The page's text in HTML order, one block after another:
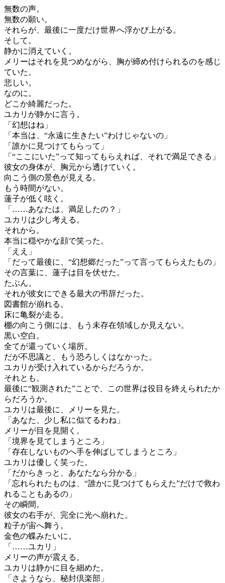
無数の声。
無数の願い。
それらが、最後に一度だけ世界へ浮かび上がる。
そして。
静かに消えていく。
メリーはそれを見つめながら、胸が締め付けられるのを感じ
ていた。
悲しい。
なのに。
どこか綺麗だった。
ユカリが静かに言う。
「幻想はね」
「本当は、“永遠に生きたい”わけじゃないの」
「誰かに見つけてもらって」
「“ここにいた”って知ってもらえれば、それで満足できる」
彼女の身体が、胸元から透けていく。
向こう側の景色が見える。
もう時間がない。
蓮子が低く呟く。
「……あなたは、満足したの？」
ユカリは少し考える。
それから。
本当に穏やかな顔で笑った。
「ええ」
「だって最後に、“幻想郷だった”って言ってもらえたもの」
その言葉に、蓮子は目を伏せた。
たぶん。
それが彼女にできる最大の弔辞だった。
図書館が崩れる。
床に亀裂が走る。
棚の向こう側には、もう未存在領域しか見えない。
黒い空白。
全てが還っていく場所。
だが不思議と、もう恐ろしくはなかった。
ユカリが受け入れているからだろうか。
それとも。
最後に“観測された”ことで、この世界は役目を終えられたか
らだろうか。
ユカリは最後に、メリーを見た。
「あなた、少し私に似てるわね」
メリーが目を見開く。
「境界を見てしまうところ」
「存在しないものへ手を伸ばしてしまうところ」
ユカリは優しく笑った。
「だからきっと、あなたなら分かる」
「忘れられたものは、“誰かに見つけてもらえた”だけで救わ
れることもあるの」
その瞬間。
彼女の右手が、完全に光へ崩れた。
粒子が宙へ舞う。
金色の蝶みたいに。
「……ユカリ」
メリーの声が震える。
ユカリは静かに目を細めた。
「さようなら、秘封倶楽部」